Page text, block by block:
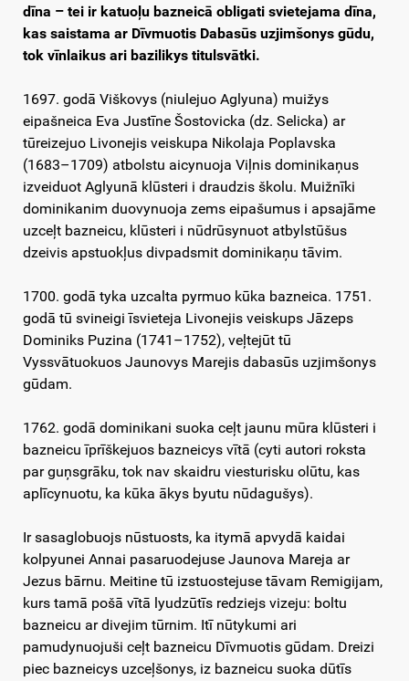
dīna – tei ir katuoļu bazneicā obligati svietejama dīna,
kas saistama ar Dīvmuotis Dabasūs uzjimšonys gūdu,
tok vīnlaikus ari bazilikys titulsvātki.
1697. godā Viškovys (niulejuo Aglyuna) muižys
eipašneica Eva Justīne Šostovicka (dz. Selicka) ar
tūreizejuo Livonejis veiskupa Nikolaja Poplavska
(1683–1709) atbolstu aicynuoja Viļnis dominikaņus
izveiduot Aglyunā klūsteri i draudzis školu. Muižnīki
dominikanim duovynuoja zems eipašumus i apsajāme
uzceļt bazneicu, klūsteri i nūdrūsynuot atbylstūšus
dzeivis apstuokļus divpadsmit dominikaņu tāvim.
1700. godā tyka uzcalta pyrmuo kūka bazneica. 1751.
godā tū svineigi īsvieteja Livonejis veiskups Jāzeps
Dominiks Puzina (1741–1752), veļtejūt tū
Vyssvātuokuos Jaunovys Marejis dabasūs uzjimšonys
gūdam.
1762. godā dominikani suoka ceļt jaunu mūra klūsteri i
bazneicu īprīškejuos bazneicys vītā (cyti autori roksta
par guņsgrāku, tok nav skaidru viesturisku olūtu, kas
aplīcynuotu, ka kūka ākys byutu nūdagušys).
Ir sasaglobuojs nūstuosts, ka itymā apvydā kaidai
kolpyunei Annai pasaruodejuse Jaunova Mareja ar
Jezus bārnu. Meitine tū izstuostejuse tāvam Remigijam,
kurs tamā pošā vītā lyudzūtīs redziejs vizeju: boltu
bazneicu ar divejim tūrnim. Itī nūtykumi ari
pamudynuojuši ceļt bazneicu Dīvmuotis gūdam. Dreizi
piec bazneicys uzceļšonys, iz bazneicu suoka dūtīs